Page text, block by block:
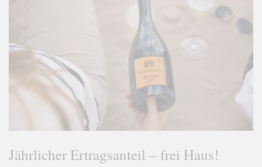
Jährlicher Ertragsanteil – frei Haus!